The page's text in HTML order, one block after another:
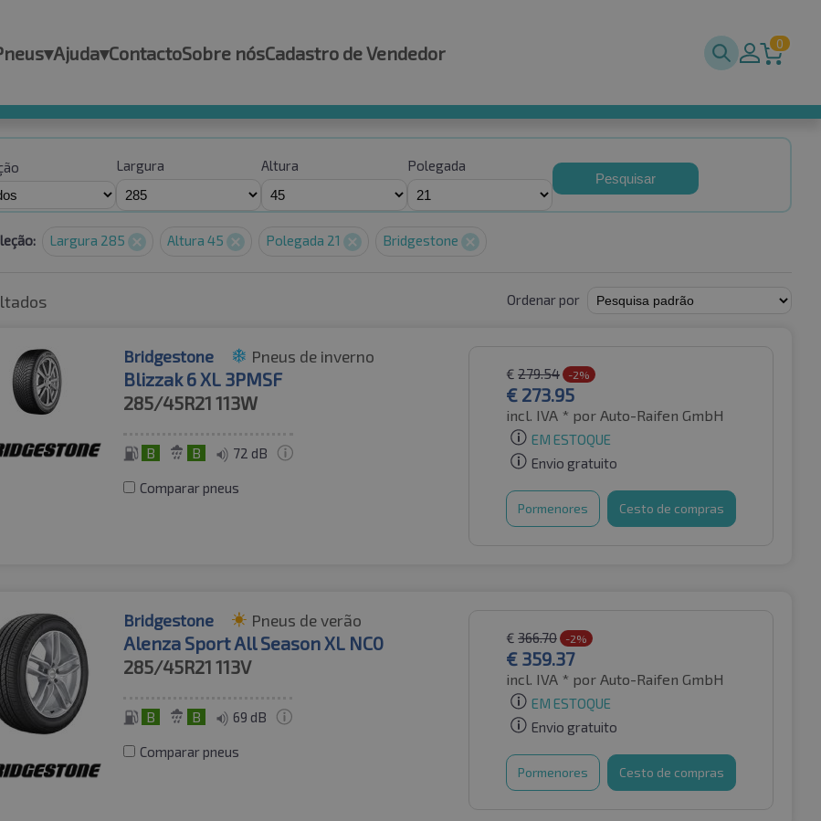
▾Ajuda▾ContactoSobre nósCadastro de Vendedor 0
Largura Altura Polegada
Pesquisar
Largura 285 Altura 45 Polegada 21 Bridgestone
Ordenar por
Bridgestone Pneus de inverno
Blizzak 6 XL 3PMSF
285/45R21 113W
B B 72 dB
Comparar pneus
€ 279.54 -2%
€ 273.95
incl. IVA * por Auto-Raifen GmbH
EM ESTOQUE
Envio gratuito
Pormenores Cesto de compras
Bridgestone Pneus de verão
Alenza Sport All Season XL NC0
285/45R21 113V
B B 69 dB
Comparar pneus
€ 366.70 -2%
€ 359.37
incl. IVA * por Auto-Raifen GmbH
EM ESTOQUE
Envio gratuito
Pormenores Cesto de compras